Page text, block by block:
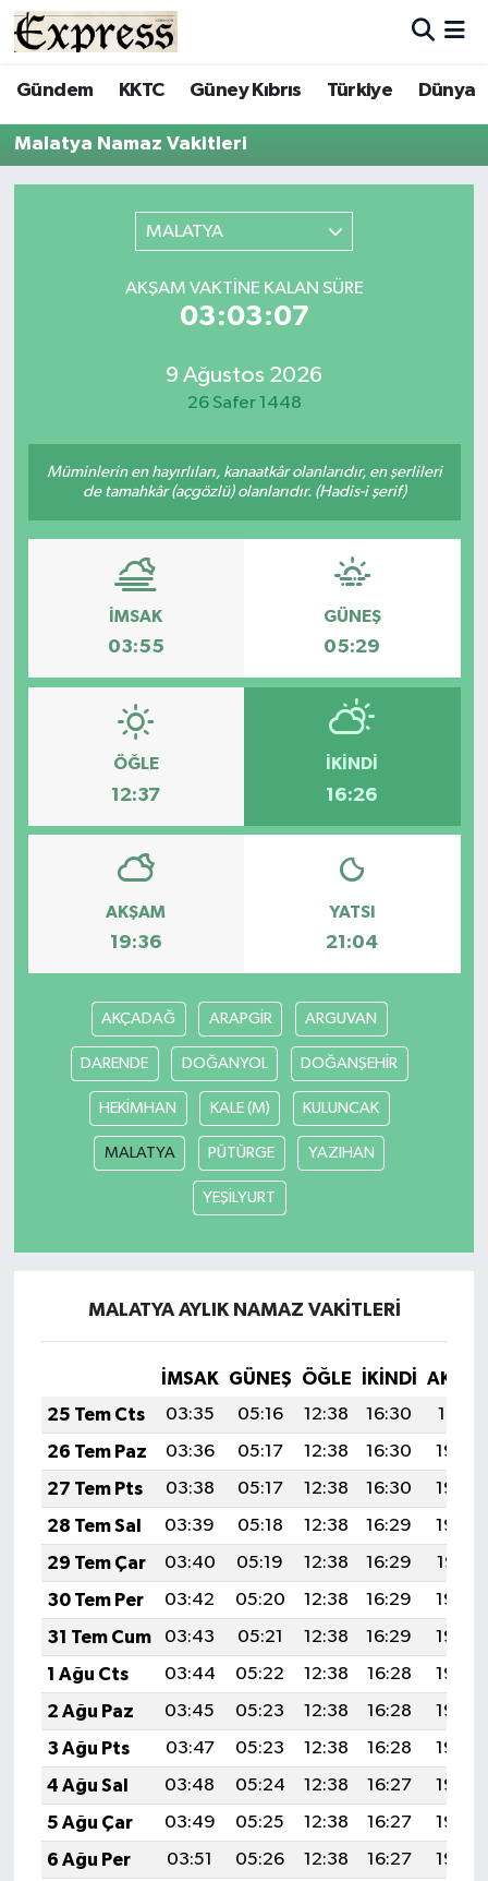
Gündem KKTC Güney Kıbrıs Türkiye Dünya
Malatya Namaz Vakitleri
MALATYA
AKŞAM VAKTINE KALAN SÜRE
03:03:07
9 Ağustos 2026
26 Safer 1448
Müminlerin en hayırlıları, kanaatkâr olanlarıdır, en şerlileri
de tamahkâr (açgözlü) olanlarıdır. (Hadis-i şerif)
İMSAK
03:55
GÜNEŞ
05:29
ÖĞLE
12:37
İKINDI
16:26
AKŞAM
19:36
YATSI
21:04
AKÇADAĞ ARAPGİR ARGUVAN
DARENDE DOĞANYOL DOĞANŞEHİR
HEKİMHAN KALE (M) KULUNCAK
MALATYA PÜTÜRGE YAZIHAN
YEŞİLYURT
MALATYA AYLIK NAMAZ VAKITLERI
İMSAK GÜNEŞ ÖĞLE İKINDI
25 Tem Cts
03:35 05:16 12:38 16:30
19:51
26 Tem Paz
03:36 05:17 12:38 16:30
19:50
27 Tem Pts
03:38 05:17 12:38 16:30
19:49
28 Tem Sal
03:39 05:18 12:38 16:29
19:48
29 Tem Çar
03:40 05:19 12:38 16:29
19:47
30 Tem Per
03:42 05:20 12:38 16:29
19:46
31 Tem Cum
03:43 05:21 12:38 16:29
19:46
1 Ağu Cts
03:44 05:22 12:38 16:28
19:45
2 Ağu Paz
03:45 05:23 12:38 16:28
19:44
3 Ağu Pts
03:47 05:23 12:38 16:28
19:43
4 Ağu Sal
03:48 05:24 12:38 16:27
19:42
5 Ağu Çar
03:49 05:25 12:38 16:27
19:40
6 Ağu Per
03:51 05:26 12:38 16:27
19:39
ALAYKÖY
ALSANCAK
ÇATALKÖY
ENGLISH
GAZİMAĞUSA
GİRNE
GÜNEY KIBRIS
İÇ HABERLER
KÜLTÜR SANAT
LAPTA
LEFKOŞA
MAGAZİN
Nöbetçi Eczaneler
ÖZEL HABER
SİYASET
SPOR
TEKNOLOJİ
TİCARET
YAŞAM
Hava Durumu
Trafik Durumu
Tüm Manşetler
Son Dakika Haberleri